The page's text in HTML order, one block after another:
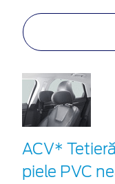
ACV*
piele PVC